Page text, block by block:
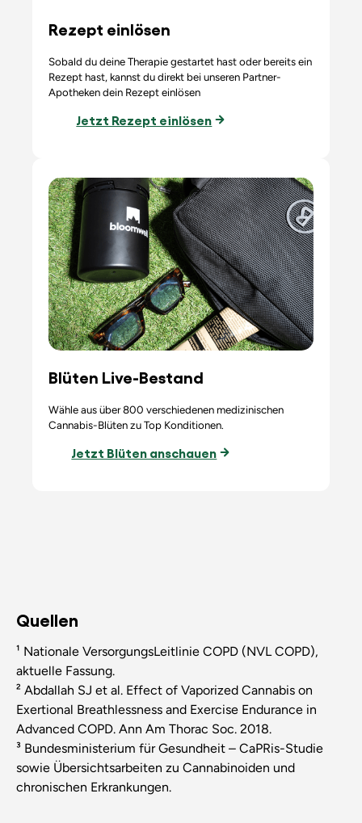
Rezept einlösen
Sobald du deine Therapie gestartet hast oder bereits ein
Rezept hast, kannst du direkt bei unseren Partner-
Apotheken dein Rezept einlösen
Jetzt Rezept einlösen
Blüten Live-Bestand
Wähle aus über 800 verschiedenen medizinischen
Cannabis-Blüten zu Top Konditionen.
Jetzt Blüten anschauen
Quellen
¹ Nationale VersorgungsLeitlinie COPD (NVL COPD),
aktuelle Fassung.
² Abdallah SJ et al. Effect of Vaporized Cannabis on
Exertional Breathlessness and Exercise Endurance in
Advanced COPD. Ann Am Thorac Soc. 2018.
³ Bundesministerium für Gesundheit – CaPRis-Studie
sowie Übersichtsarbeiten zu Cannabinoiden und
chronischen Erkrankungen.